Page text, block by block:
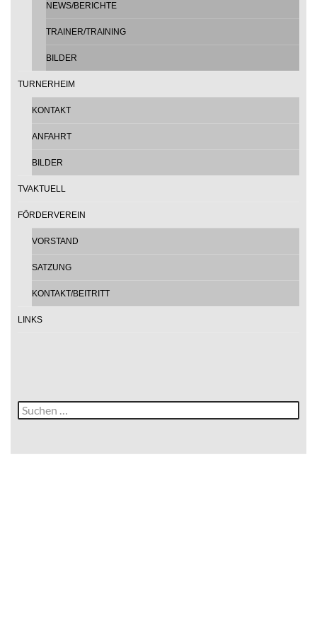
NEWS/BERICHTE
TRAINER/TRAINING
BILDER
TURNERHEIM
KONTAKT
ANFAHRT
BILDER
TVAKTUELL
FÖRDERVEREIN
VORSTAND
SATZUNG
KONTAKT/BEITRITT
LINKS
Suche
nach: